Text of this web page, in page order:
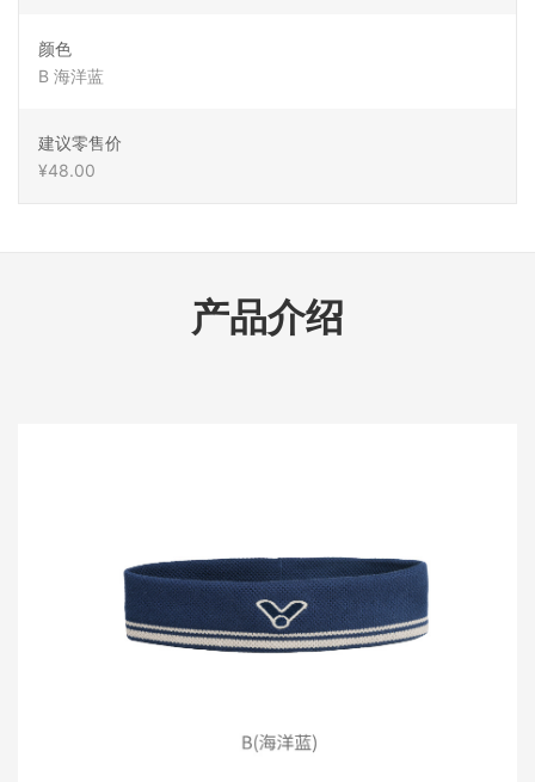
颜色
B 海洋蓝
建议零售价
¥48.00
产品介绍